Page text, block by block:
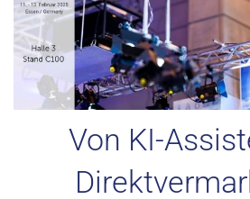
Von KI-